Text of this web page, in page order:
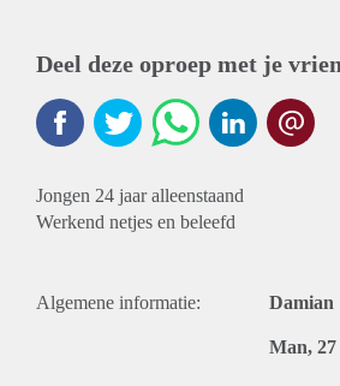
Deel deze oproep met je
Jongen 24 jaar alleenstaand
Werkend netjes en beleefd
Algemene informatie: Damian
Man,